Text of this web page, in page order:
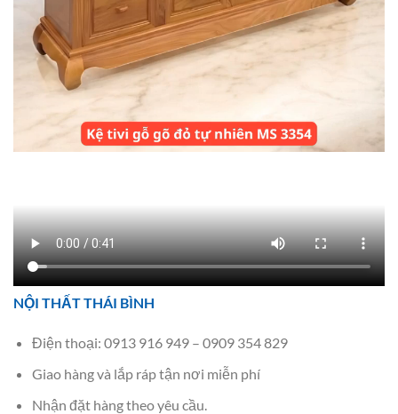
NỘI THẤT THÁI BÌNH
Điện thoại: 0913 916 949 – 0909 354 829
Giao hàng và lắp ráp tận nơi miễn phí
Nhận đặt hàng theo yêu cầu.